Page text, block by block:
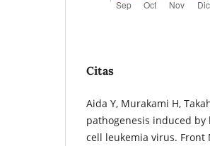
Citas
Aida Y, Murakami H,
pathogenesis induced
cell leukemia virus. Front